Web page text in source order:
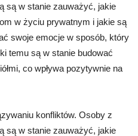
są w stanie zauważyć, jakie
w życiu prywatnym i jakie są
swoje emocje w sposób, który
temu są w stanie budować
co wpływa pozytywnie na
konfliktów. Osoby z
są w stanie zauważyć, jakie